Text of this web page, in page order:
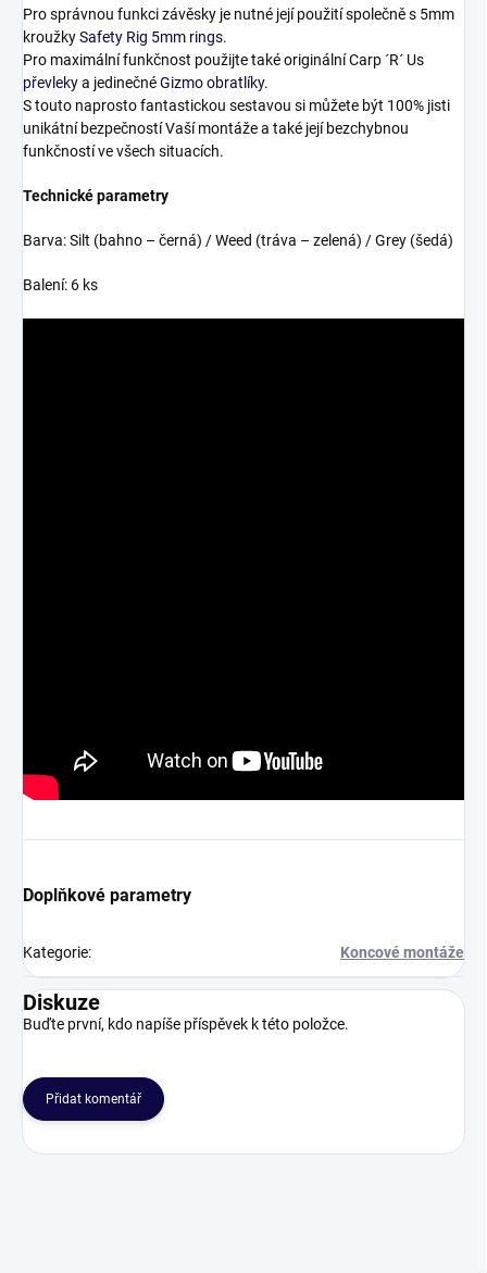
Pro správnou funkci závěsky je nutné její použití společně s 5mm
kroužkySafety Rig 5mm rings.
Pro maximální funkčnost použijte také originální Carp ´R´ Us
převlekya jedinečnéGizmo obratlíky.
S touto naprosto fantastickou sestavou si můžete být 100% jisti
unikátní bezpečností Vaší montáže a také její bezchybnou
funkčností ve všech situacích.
Technické parametry
Barva: Silt (bahno – černá) / Weed (tráva – zelená) / Grey (šedá)
Balení: 6 ks
Doplňkové parametry
Kategorie: Koncové montáže
Diskuze
Buďte první, kdo napíše příspěvek k této položce.
Přidat komentář